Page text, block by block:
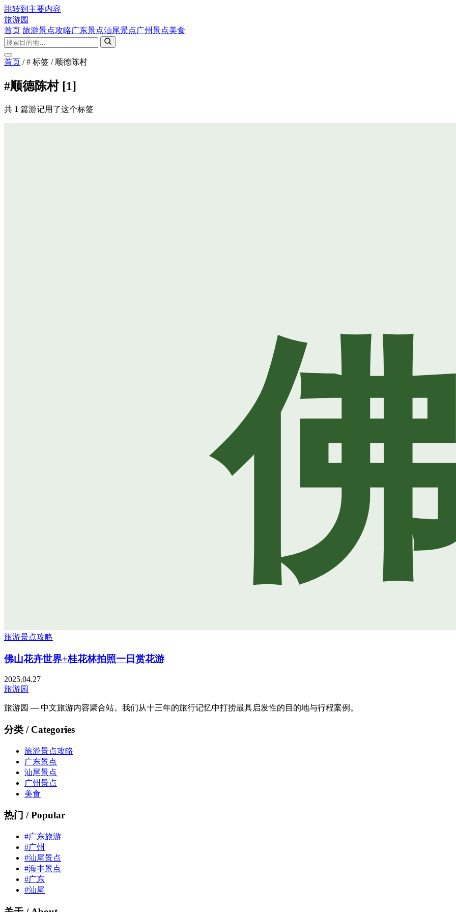
跳转到主要内容
旅游园
首页 旅游景点攻略广东景点汕尾景点广州景点美食
首页 / # 标签 / 顺德陈村
#顺德陈村 [1]
共 1 篇游记用了这个标签
旅游景点攻略
佛山花卉世界+桂花林拍照一日赏花游
2025.04.27
旅游园
旅游园 — 中文旅游内容聚合站。我们从十三年的旅行记忆中打捞最具启发性的目的地与行程案例。
分类 / Categories
旅游景点攻略
广东景点
汕尾景点
广州景点
美食
热门 / Popular
#广东旅游
#广州
#汕尾景点
#海丰景点
#广东
#汕尾